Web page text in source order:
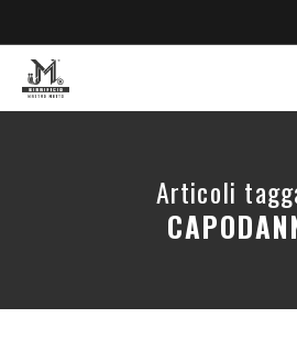
Articoli